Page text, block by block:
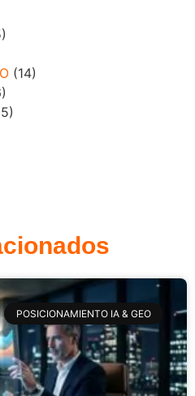
(14)
POSICIONAMIENTO IA & GEO